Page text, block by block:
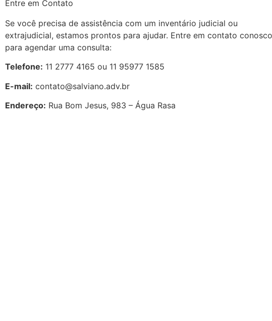
Entre em Contato
Se você precisa de assistência com um inventário judicial ou
extrajudicial, estamos prontos para ajudar. Entre em contato conosco
para agendar uma consulta:
Telefone: 11 2777 4165 ou 11 95977 1585
E-mail: contato@salviano.adv.br
Endereço: Rua Bom Jesus, 983 – Água Rasa